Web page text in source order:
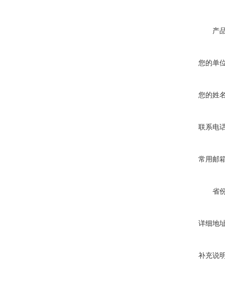
产
您的单
您的姓
联系电
常用邮
省
详细地
补充说